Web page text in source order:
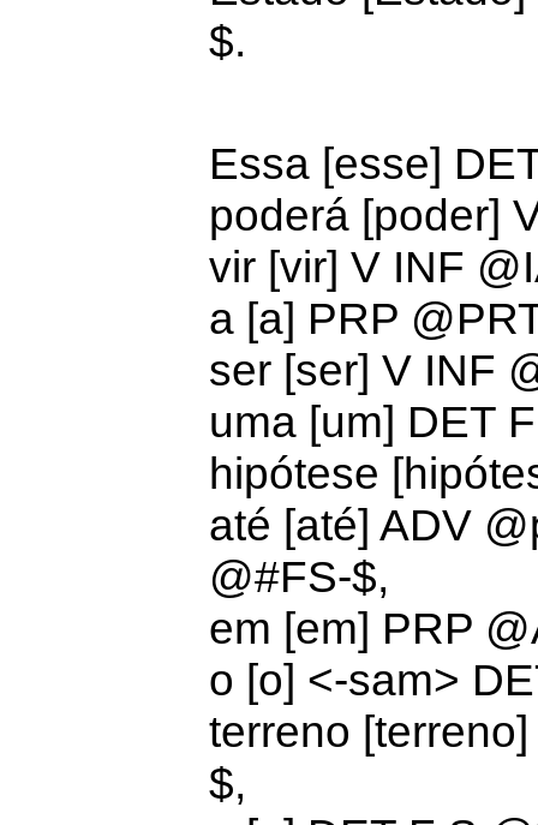
$.
Essa [esse]
poderá [poder]
vir [vir] V INF
a [a] PRP
ser [ser] V INF
uma [um] DET
hipótese
até [até] ADV @
@#FS-$,
em [em] PRP
o [o] <-sam>
terreno
$,